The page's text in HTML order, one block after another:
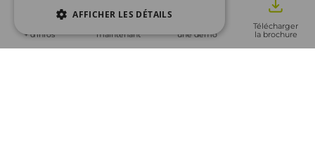
+ d'infos
maintenant
une démo
Télécharger
la brochure
Des délais de transaction réduits
25% de temps en mois sur le marché pour les biens
AFFICHER LES DÉTAILS